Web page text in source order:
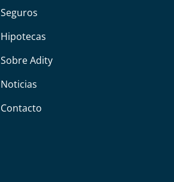
Seguros
Hipotecas
Sobre Adity
Noticias
Contacto